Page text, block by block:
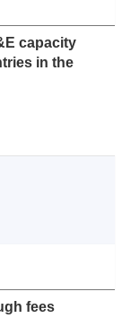
capacity
in the
fees